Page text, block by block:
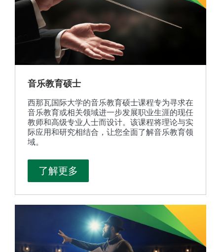
音乐教育硕士
西那瓦国际大学的音乐教育硕士课程专为寻求在
音乐教育或相关领域进一步发展职业生涯的现任
教师和高级专业人士而设计。该课程将理论与实
际应用和研究相结合，让您全面了解音乐教育领
域。
了解更多